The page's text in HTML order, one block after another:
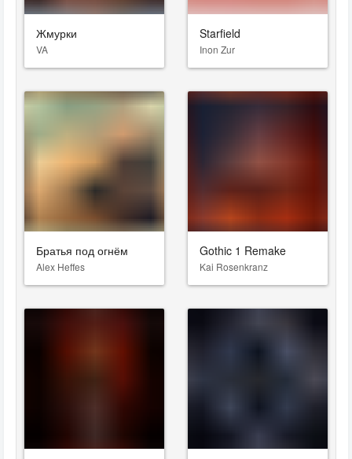
Жмурки
VA
Starfield
Inon Zur
Братья под огнём
Alex Heffes
Gothic 1 Remake
Kai Rosenkranz